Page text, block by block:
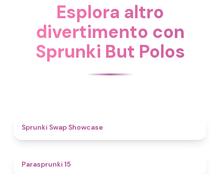
Esplora altro
divertimento con
Sprunki But Polos
Sprunki Swap Showcase
Parasprunki 15